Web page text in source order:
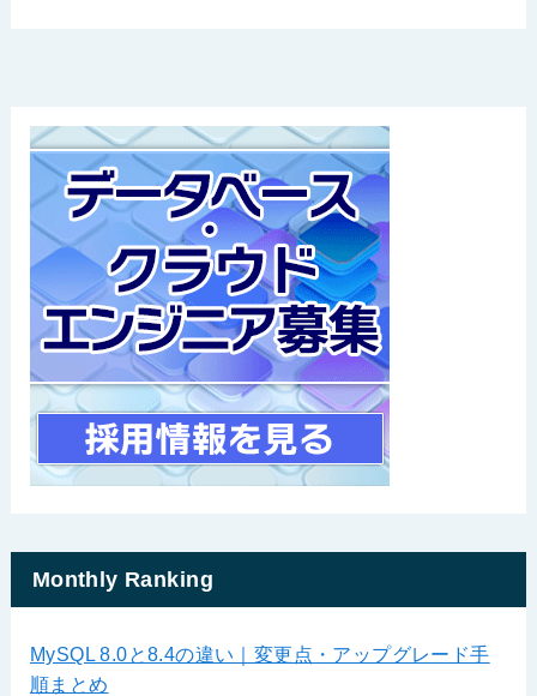
Monthly Ranking
MySQL 8.0と8.4の違い｜変更点・アップグレード手
順まとめ